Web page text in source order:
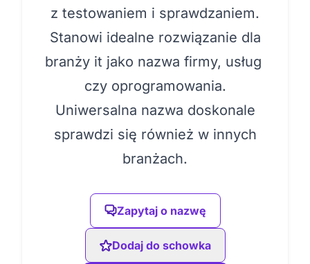
z testowaniem i sprawdzaniem.
Stanowi idealne rozwiązanie dla
branży it jako nazwa firmy, usług
czy oprogramowania.
Uniwersalna nazwa doskonale
sprawdzi się również w innych
branżach.
Zapytaj o nazwę
Dodaj do schowka